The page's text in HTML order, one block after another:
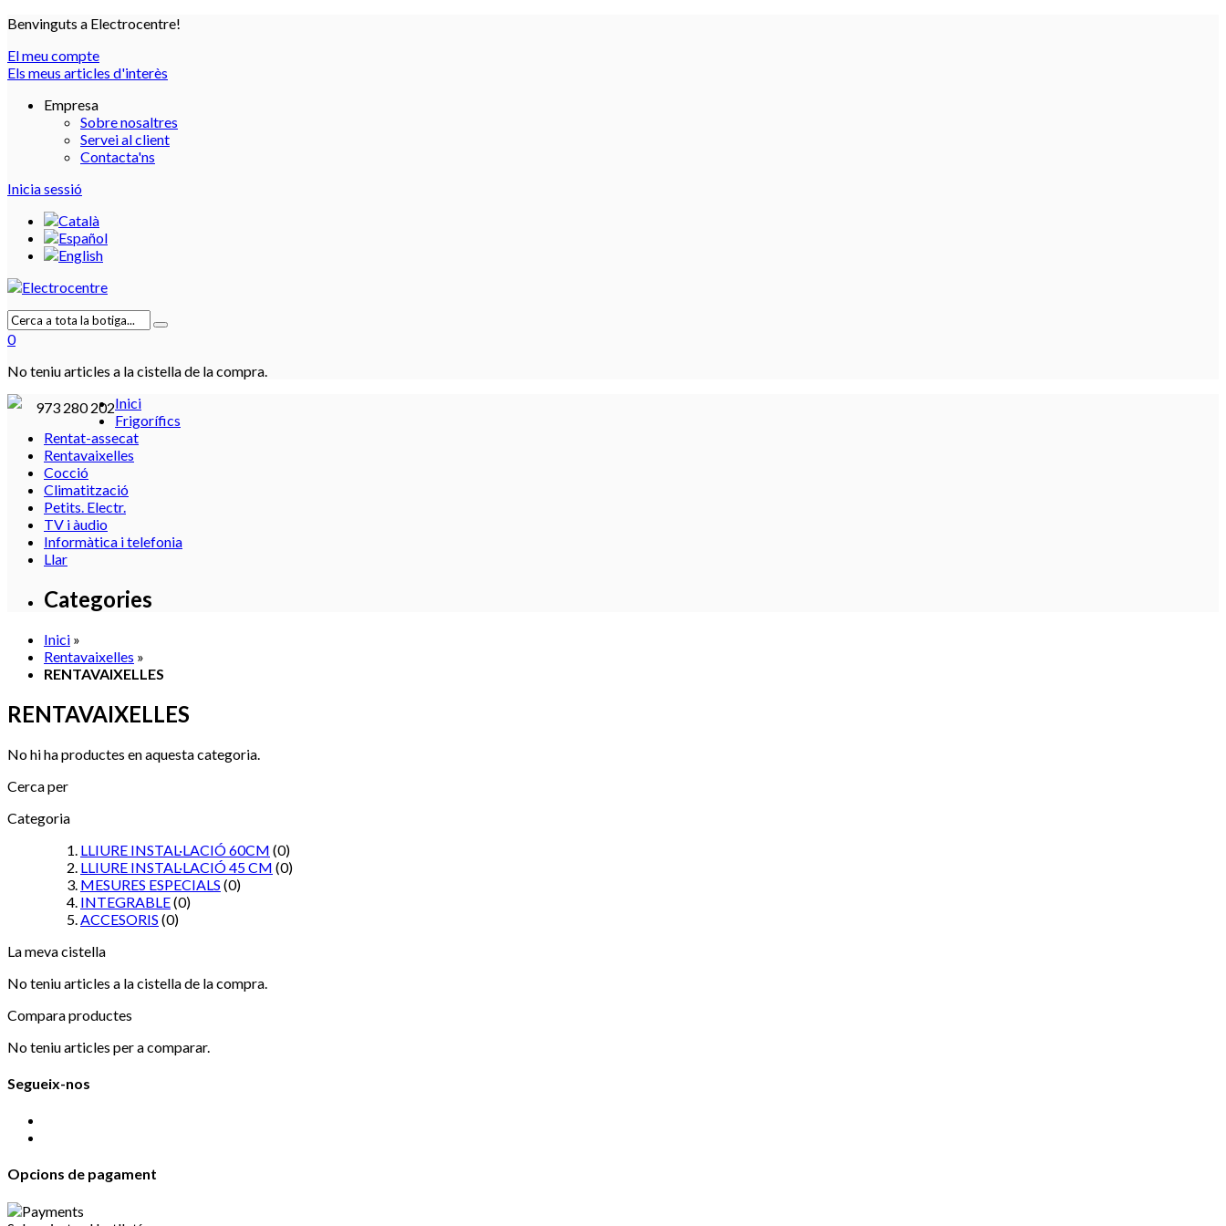
Benvinguts a Electrocentre!
El meu compte
Els meus articles d'interès
Empresa
Sobre nosaltres
Servei al client
Contacta'ns
Inicia sessió
0
No teniu articles a la cistella de la compra.
973 280 202Inici
Frigorífics
Rentat-assecat
Rentavaixelles
Cocció
Climatització
Petits. Electr.
TV i àudio
Informàtica i telefonia
Llar
Categories
Inici »
Rentavaixelles »
RENTAVAIXELLES
RENTAVAIXELLES
No hi ha productes en aquesta categoria.
Cerca per
Categoria
LLIURE INSTAL·LACIÓ 60CM (0)
LLIURE INSTAL·LACIÓ 45 CM (0)
MESURES ESPECIALS (0)
INTEGRABLE(0)
ACCESORIS (0)
La meva cistella
No teniu articles a la cistella de la compra.
Compara productes
No teniu articles per a comparar.
Segueix-nos
Opcions de pagament